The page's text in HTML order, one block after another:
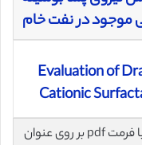
موجود در نفت خام
Evaluation of
Cationic
برای دانلود رایگان مقاله انگلیسی با فرمت pdf بر روی عنوان